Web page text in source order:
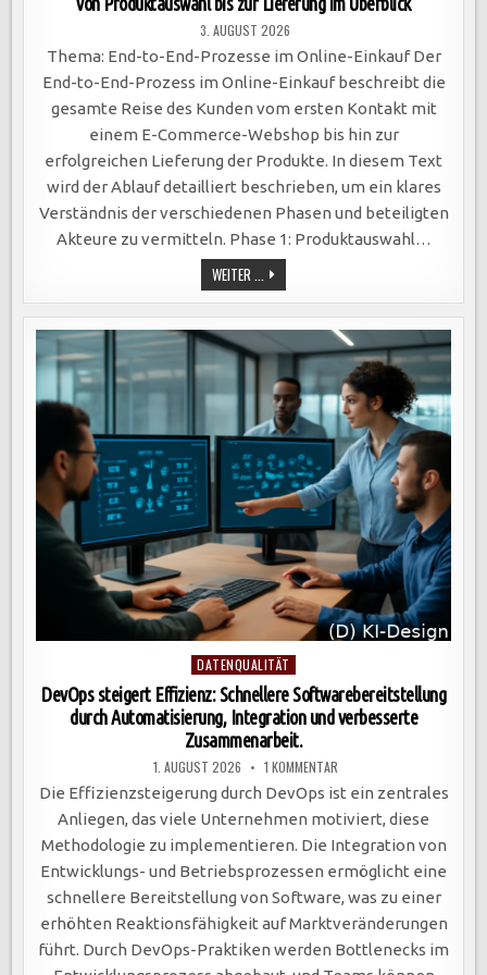
3. AUGUST 2026
Thema: End-to-End-Prozesse im Online-Einkauf Der
End-to-End-Prozess im Online-Einkauf beschreibt die
gesamte Reise des Kunden vom ersten Kontakt mit
einem E-Commerce-Webshop bis hin zur
erfolgreichen Lieferung der Produkte. In diesem Text
wird der Ablauf detailliert beschrieben, um ein klares
Verständnis der verschiedenen Phasen und beteiligten
Akteure zu vermitteln. Phase 1: Produktauswahl…
WEITER ... EFFIZIENTER
ONLINE-
EINKAUF:
DER
KOMPLETTE
TO-
END-
PROZESS
VON
PRODUKTAUSWAHL
BIS
ZUR
LIEFERUNG
IM
ÜBERBLICK
Posted
in
DATENQUALITÄT
DevOps steigert Effizienz: Schnellere Softwarebereitstellung
durch Automatisierung, Integration und verbesserte
Zusammenarbeit.
1. AUGUST 2026 1 KOMMENTARZU
DEVOPS
STEIGERT
EFFIZIENZ:
SCHNELLERE
SOFTWAREBEREITSTELLUNG
DURCH
AUTOMATISIERUNG,
INTEGRATION
UND
VERBESSERTE
ZUSAMMENARBEIT.
Die Effizienzsteigerung durch DevOps ist ein zentrales
Anliegen, das viele Unternehmen motiviert, diese
Methodologie zu implementieren. Die Integration von
Entwicklungs- und Betriebsprozessen ermöglicht eine
schnellere Bereitstellung von Software, was zu einer
erhöhten Reaktionsfähigkeit auf Marktveränderungen
führt. Durch DevOps-Praktiken werden Bottlenecks im